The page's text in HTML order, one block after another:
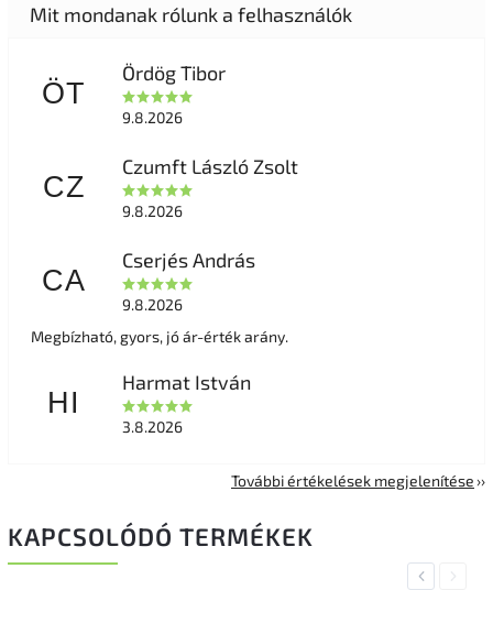
ÖT
Ördög Tibor
9.8.2026
CZ
Czumft László Zsolt
9.8.2026
CA
Cserjés András
9.8.2026
Megbízható, gyors, jó ár-érték arány.
HI
Harmat István
3.8.2026
További értékelések megjelenítése
KAPCSOLÓDÓ TERMÉKEK
PreviousNext